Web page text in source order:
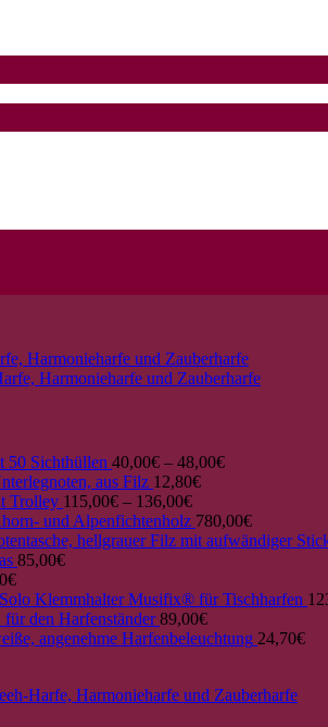
50 Sichthüllen 40,00€ – 48,00€
aus Filz 12,80€
Trolley 115,00€ – 136,00€
und Alpenfichtenholz 780,00€
hellgrauer Filz mit aufwändiger
85,00€
€
Klemmhalter Musifix® für Tischharfen
den Harfenständer 89,00€
angenehme Harfenbeleuchtung 24,70€